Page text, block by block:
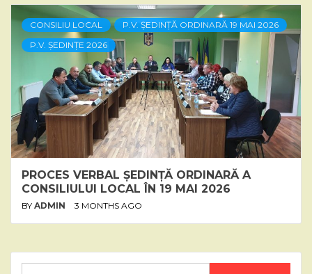
CONSILIU LOCAL
P.V. ȘEDINȚĂ ORDINARĂ 19 MAI 2026
P.V. ȘEDINȚE 2026
PROCES VERBAL ȘEDINȚĂ ORDINARĂ A
CONSILIULUI LOCAL ÎN 19 MAI 2026
BY ADMIN 3 MONTHS AGO